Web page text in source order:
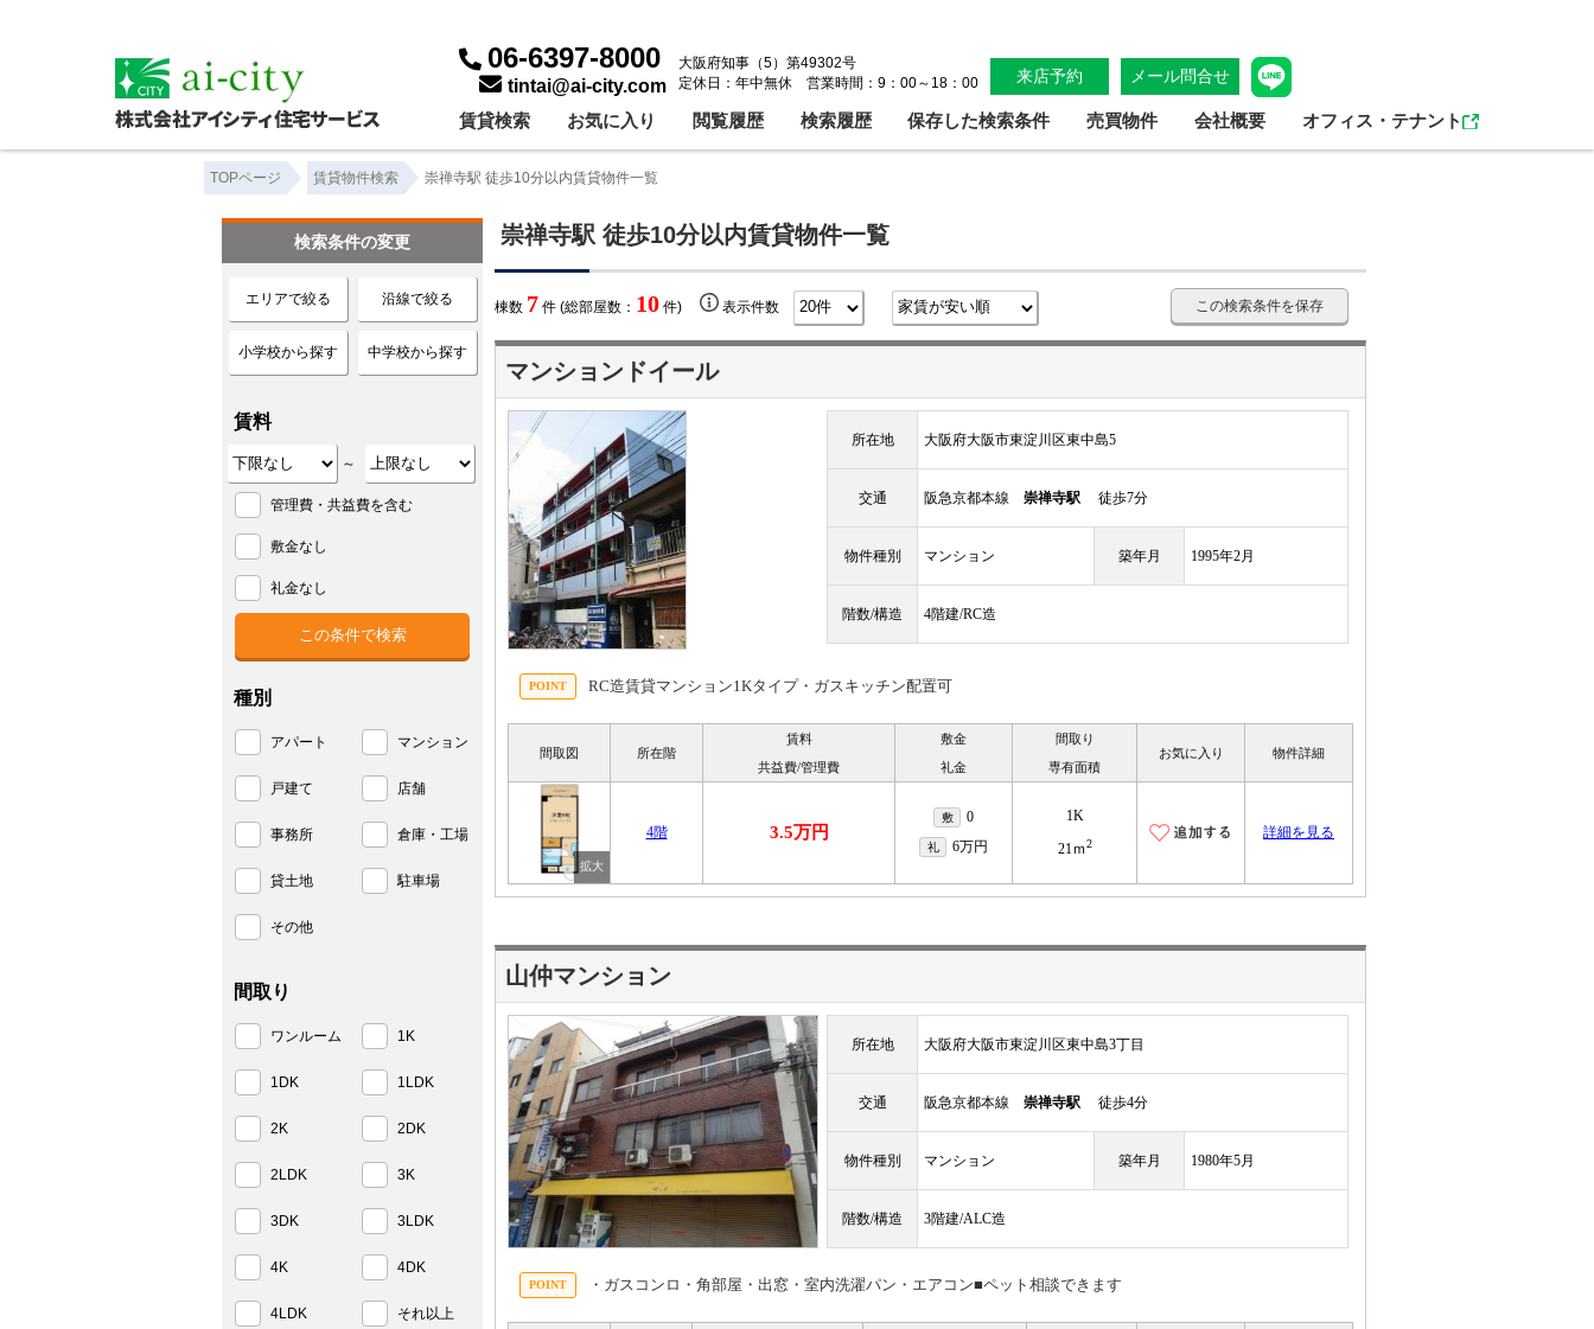
06-6397-8000
tintai@ai-city.com
大阪府知事（5）第49302号
定休日：年中無休 営業時間：9：00～18：00
来店予約 メール問合せ
賃貸検索 お気に入り 閲覧履歴 検索履歴 保存した検索条件 売買物件 会社概要 オフィス・テナント
TOPページ 賃貸物件検索 崇禅寺駅 徒歩10分以内賃貸物件一覧
崇禅寺駅 徒歩10分以内賃貸物件一覧
棟数 7 件 (総部屋数： 10 件) 表示件数 この検索条件を保存
マンションドイール
所在地 大阪府大阪市東淀川区東中島5
交通 阪急京都本線 崇禅寺駅 徒歩7分
物件種別 マンション 築年月 1995年2月
階数/構造 4階建/RC造
RC造賃貸マンション1Kタイプ・ガスキッチン配置可
間取図 所在階
賃料
共益費/管理費
敷金
礼金
間取り
専有面積
お気に入り 物件詳細
4階 3.5万円
敷 0
礼 6万円
1K
21ｍ2
詳細を見る
山仲マンション
所在地 大阪府大阪市東淀川区東中島3丁目
交通 阪急京都本線 崇禅寺駅 徒歩4分
物件種別 マンション 築年月 1980年5月
階数/構造 3階建/ALC造
・ガスコンロ・角部屋・出窓・室内洗濯パン・エアコン■ペット相談できます
検索条件の変更
エリアで絞る 沿線で絞る
小学校から探す 中学校から探す
賃料
～
管理費・共益費を含む
敷金なし
礼金なし
種別
アパート マンション
戸建て 店舗
事務所 倉庫・工場
貸土地 駐車場
その他
間取り
ワンルーム 1K
1DK 1LDK
2K 2DK
2LDK 3K
3DK 3LDK
4K 4DK
4LDK それ以上